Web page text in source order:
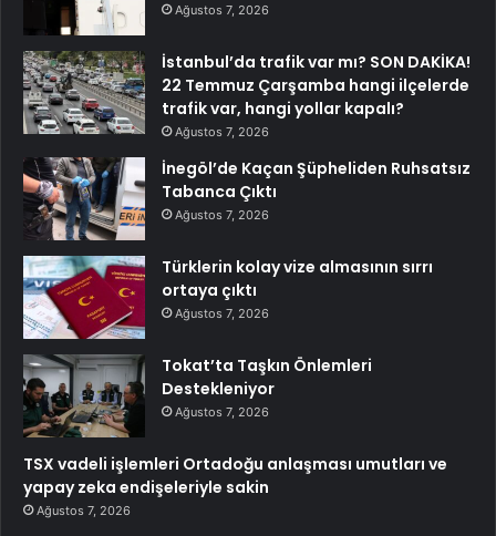
Ağustos 7, 2026
İstanbul’da trafik var mı? SON DAKİKA!
22 Temmuz Çarşamba hangi ilçelerde
trafik var, hangi yollar kapalı?
Ağustos 7, 2026
İnegöl’de Kaçan Şüpheliden Ruhsatsız
Tabanca Çıktı
Ağustos 7, 2026
Türklerin kolay vize almasının sırrı
ortaya çıktı
Ağustos 7, 2026
Tokat’ta Taşkın Önlemleri
Destekleniyor
Ağustos 7, 2026
TSX vadeli işlemleri Ortadoğu anlaşması umutları ve
yapay zeka endişeleriyle sakin
Ağustos 7, 2026